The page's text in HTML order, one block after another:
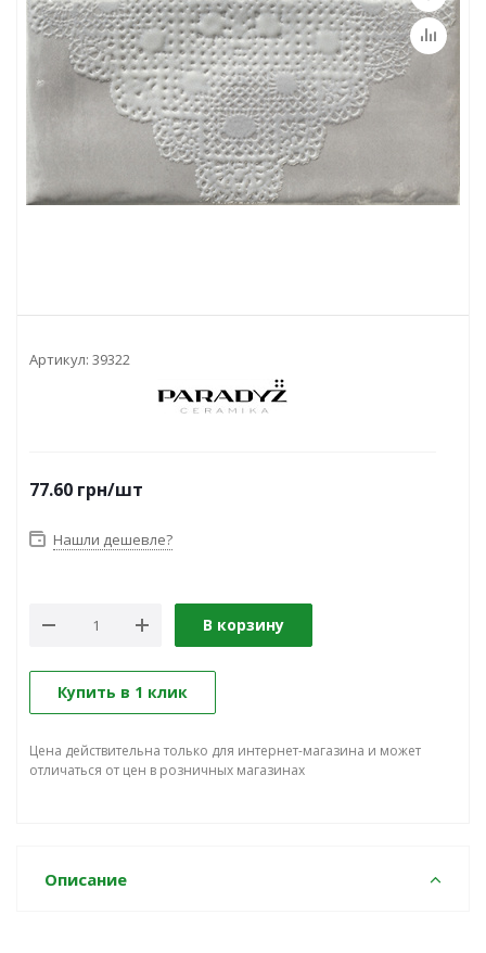
Артикул: 39322
77.60 грн/шт
Нашли дешевле?
В корзину
Купить в 1 клик
Цена действительна только для интернет-магазина и может
отличаться от цен в розничных магазинах
Описание